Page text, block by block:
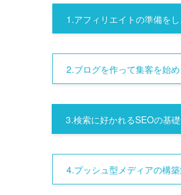
1.アフィリエイトの準備をし
2.ブログを作って集客を始め
3.検索に好かれるSEOの基
4.プッシュ型メディアの構築